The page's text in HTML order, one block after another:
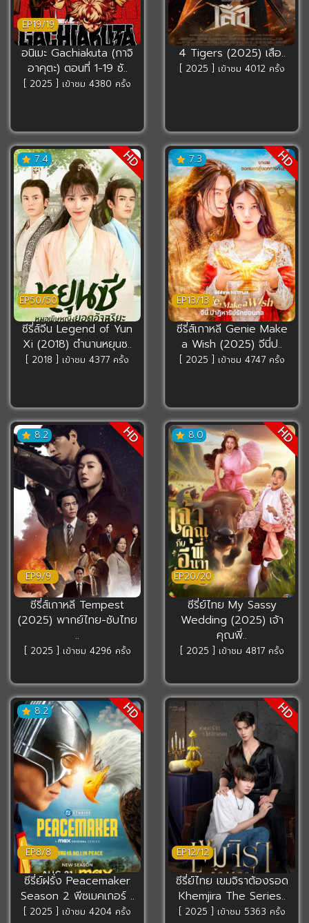
EP19/19
อนิเมะ Gachiakuta (กาจิ
อาคุตะ) ตอนที่ 1-19 ซั..
[ 2025 ] เข้าชม 4380 ครั้ง
4 Tigers (2025) เสือ..
[ 2025 ] เข้าชม 4012 ครั้ง
7.4
EP50/50
HD
ซีรี่ส์จีน Legend of Yun
Xi (2018) ตำนานหยุนซ..
[ 2018 ] เข้าชม 4377 ครั้ง
7.3
EP13/13
HD
ซีรี่ส์เกาหลี Genie Make
a Wish (2025) จีนี่ป..
[ 2025 ] เข้าชม 4747 ครั้ง
8.2
EP9/9
HD
ซีรี่ส์เกาหลี Tempest
(2025) พากย์ไทย-ซับไทย
..
[ 2025 ] เข้าชม 4296 ครั้ง
8.0
EP20/20
HD
ซีรี่ย์ไทย My Sassy
Wedding (2025) เจ้า
คุณพี่..
[ 2025 ] เข้าชม 4817 ครั้ง
8.2
EP8/8
HD
ซีรี่ย์ฝรั่ง Peacemaker
Season 2 พีซเมคเกอร์ ..
[ 2025 ] เข้าชม 4204 ครั้ง
EP12/12
HD
ซีรี่ย์ไทย เขมจิราต้องรอด
Khemjira The Series..
[ 2025 ] เข้าชม 5363 ครั้ง